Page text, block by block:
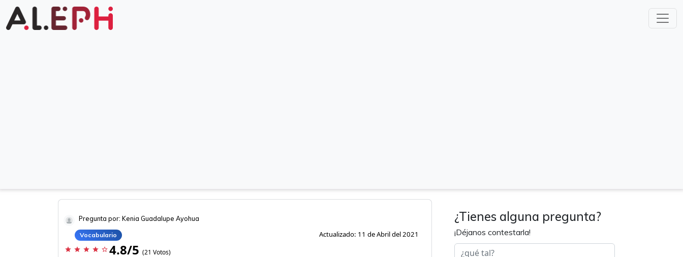
Pregunta por: Kenia Guadalupe Ayohua
Vocabulario Actualizado: 11 de Abril del 2021
star star star star star_border 4.8/5 (21 Votos)
¿Tienes alguna pregunta?
¡Déjanos contestarla!